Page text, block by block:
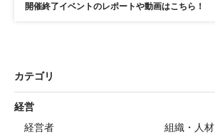
開催終了イベントのレポートや動画はこちら！
カテゴリ
経営
経営者
組織・人材